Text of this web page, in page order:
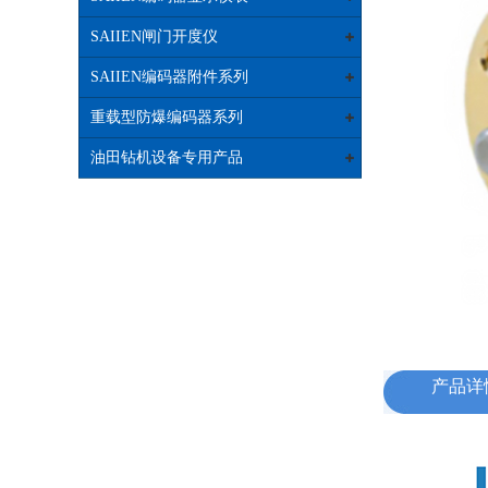
SAIIEN闸门开度仪
SAIIEN编码器附件系列
重载型防爆编码器系列
油田钻机设备专用产品
产品详